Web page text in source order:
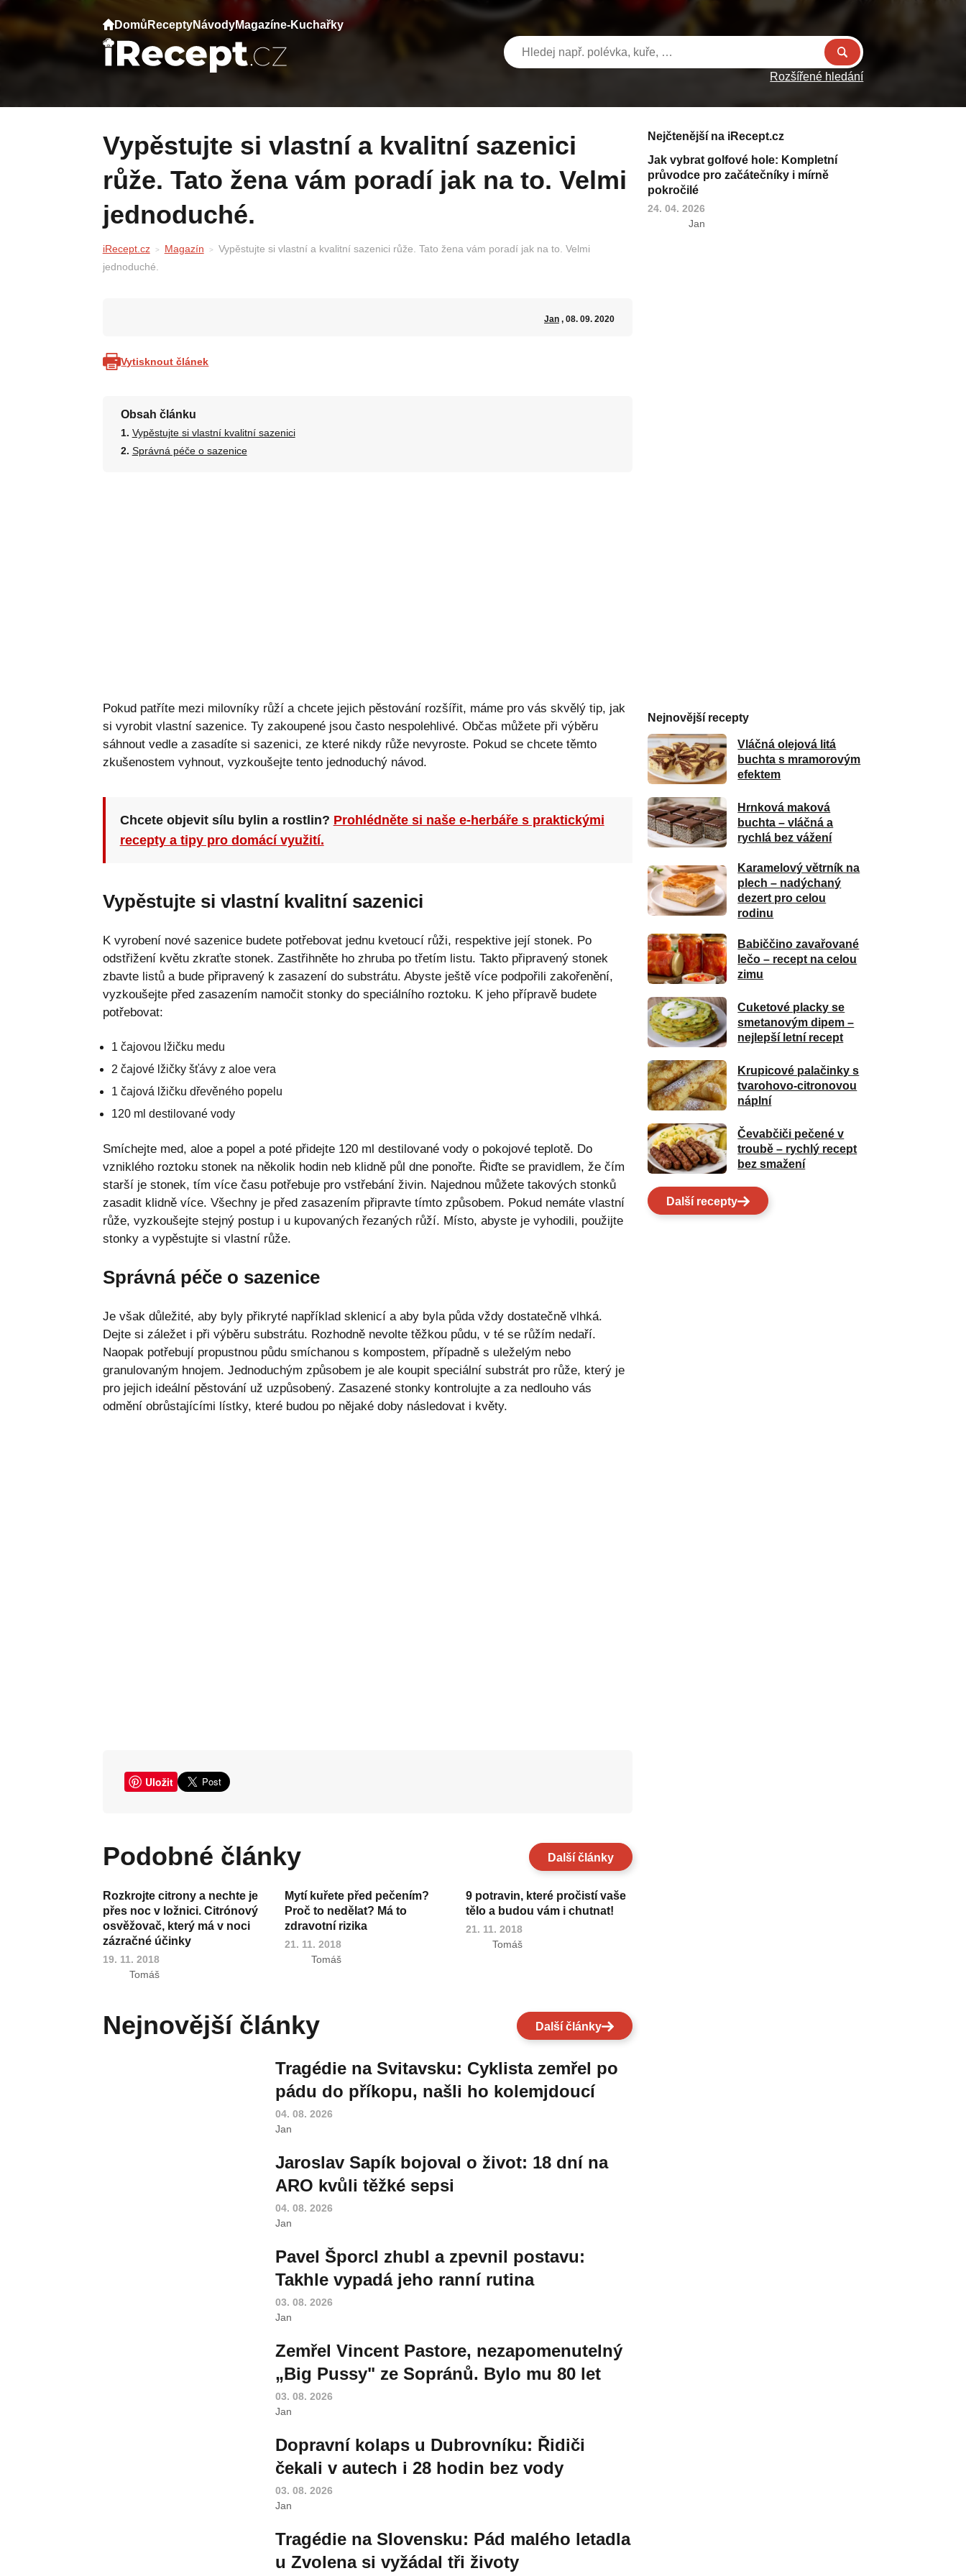
Domů ReceptyNávodyMagazíne-Kuchařky
Rozšířené hledání
Vypěstujte si vlastní a kvalitní sazenici
růže. Tato žena vám poradí jak na to. Velmi
jednoduché.
iRecept.cz Magazín
Vypěstujte si vlastní a kvalitní sazenici růže. Tato žena vám poradí jak na to. Velmi
jednoduché.
Jan, 08. 09. 2020
Vytisknout článek
Obsah článku
Vypěstujte si vlastní kvalitní sazenici
Správná péče o sazenice
Pokud patříte mezi milovníky růží a chcete jejich pěstování rozšířit, máme pro vás skvělý tip, jak
si vyrobit vlastní sazenice. Ty zakoupené jsou často nespolehlivé. Občas můžete při výběru
sáhnout vedle a zasadíte si sazenici, ze které nikdy růže nevyroste. Pokud se chcete těmto
zkušenostem vyhnout, vyzkoušejte tento jednoduchý návod.
Chcete objevit sílu bylin a rostlin? Prohlédněte si naše e-herbáře s praktickými
recepty a tipy pro domácí využití.
Vypěstujte si vlastní kvalitní sazenici
K vyrobení nové sazenice budete potřebovat jednu kvetoucí růži, respektive její stonek. Po
odstřižení květu zkraťte stonek. Zastřihněte ho zhruba po třetím listu. Takto připravený stonek
zbavte listů a bude připravený k zasazení do substrátu. Abyste ještě více podpořili zakořenění,
vyzkoušejte před zasazením namočit stonky do speciálního roztoku. K jeho přípravě budete
potřebovat:
1 čajovou lžičku medu
2 čajové lžičky šťávy z aloe vera
1 čajová lžičku dřevěného popelu
120 ml destilované vody
Smíchejte med, aloe a popel a poté přidejte 120 ml destilované vody o pokojové teplotě. Do
vzniklého roztoku stonek na několik hodin neb klidně půl dne ponořte. Řiďte se pravidlem, že čím
starší je stonek, tím více času potřebuje pro vstřebání živin. Najednou můžete takových stonků
zasadit klidně více. Všechny je před zasazením připravte tímto způsobem. Pokud nemáte vlastní
růže, vyzkoušejte stejný postup i u kupovaných řezaných růží. Místo, abyste je vyhodili, použijte
stonky a vypěstujte si vlastní růže.
Správná péče o sazenice
Je však důležité, aby byly přikryté například sklenicí a aby byla půda vždy dostatečně vlhká.
Dejte si záležet i při výběru substrátu. Rozhodně nevolte těžkou půdu, v té se růžím nedaří.
Naopak potřebují propustnou půdu smíchanou s kompostem, případně s uleželým nebo
granulovaným hnojem. Jednoduchým způsobem je ale koupit speciální substrát pro růže, který je
pro jejich ideální pěstování už uzpůsobený. Zasazené stonky kontrolujte a za nedlouho vás
odmění obrůstajícími lístky, které budou po nějaké doby následovat i květy.
Uložit
Podobné články Další články
Rozkrojte citrony a nechte je
přes noc v ložnici. Citrónový
osvěžovač, který má v noci
zázračné účinky
19. 11. 2018
Tomáš
Mytí kuřete před pečením?
Proč to nedělat? Má to
zdravotní rizika
21. 11. 2018
Tomáš
9 potravin, které pročistí vaše
tělo a budou vám i chutnat!
21. 11. 2018
Tomáš
Nejnovější články Další články
Tragédie na Svitavsku: Cyklista zemřel po
pádu do příkopu, našli ho kolemjdoucí
04. 08. 2026
Jan
Jaroslav Sapík bojoval o život: 18 dní na
ARO kvůli těžké sepsi
04. 08. 2026
Jan
Pavel Šporcl zhubl a zpevnil postavu:
Takhle vypadá jeho ranní rutina
03. 08. 2026
Jan
Zemřel Vincent Pastore, nezapomenutelný
„Big Pussy" ze Sopránů. Bylo mu 80 let
03. 08. 2026
Jan
Dopravní kolaps u Dubrovníku: Řidiči
čekali v autech i 28 hodin bez vody
03. 08. 2026
Jan
Tragédie na Slovensku: Pád malého letadla
u Zvolena si vyžádal tři životy
Nejčtenější na iRecept.cz
Jak vybrat golfové hole: Kompletní
průvodce pro začátečníky i mírně
pokročilé
24. 04. 2026
Jan
Nejnovější recepty
Vláčná olejová litá
buchta s mramorovým
efektem
Hrnková maková
buchta – vláčná a
rychlá bez vážení
Karamelový větrník na
plech – nadýchaný
dezert pro celou
rodinu
Babiččino zavařované
lečo – recept na celou
zimu
Cuketové placky se
smetanovým dipem –
nejlepší letní recept
Krupicové palačinky s
tvarohovo-citronovou
náplní
Čevabčiči pečené v
troubě – rychlý recept
bez smažení
Další recepty